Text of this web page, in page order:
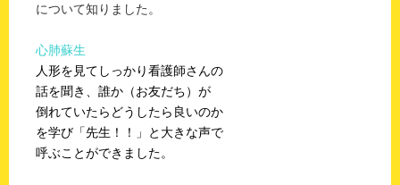
について知りました。
心肺蘇生
人形を見てしっかり看護師さんの
話を聞き、誰か（お友だち）が
倒れていたらどうしたら良いのか
を学び「先生！！」と大きな声で
呼ぶことができました。